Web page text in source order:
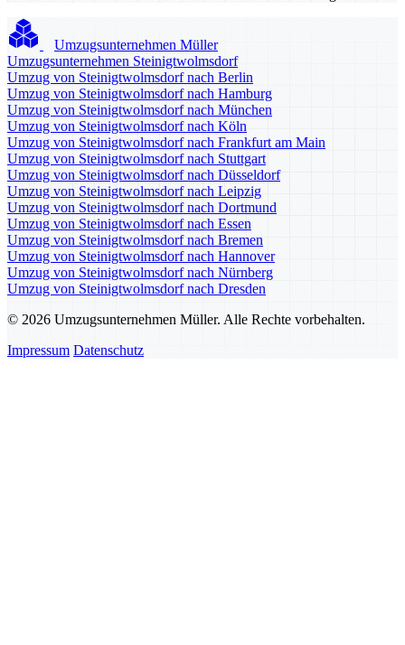
Umzugsunternehmen Müller
Umzugsunternehmen Steinigtwolmsdorf
Umzug von Steinigtwolmsdorf nach Berlin
Umzug von Steinigtwolmsdorf nach Hamburg
Umzug von Steinigtwolmsdorf nach München
Umzug von Steinigtwolmsdorf nach Köln
Umzug von Steinigtwolmsdorf nach Frankfurt am Main
Umzug von Steinigtwolmsdorf nach Stuttgart
Umzug von Steinigtwolmsdorf nach Düsseldorf
Umzug von Steinigtwolmsdorf nach Leipzig
Umzug von Steinigtwolmsdorf nach Dortmund
Umzug von Steinigtwolmsdorf nach Essen
Umzug von Steinigtwolmsdorf nach Bremen
Umzug von Steinigtwolmsdorf nach Hannover
Umzug von Steinigtwolmsdorf nach Nürnberg
Umzug von Steinigtwolmsdorf nach Dresden
© 2026 Umzugsunternehmen Müller. Alle Rechte vorbehalten.
Impressum Datenschutz